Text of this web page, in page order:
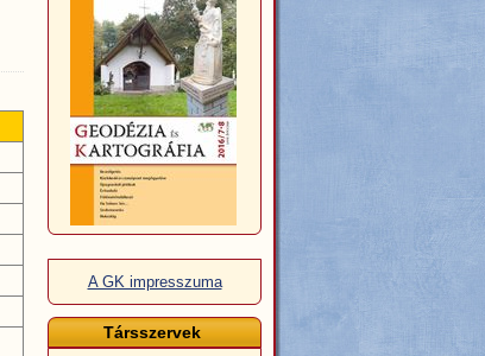
A GK impresszuma
Társszervek